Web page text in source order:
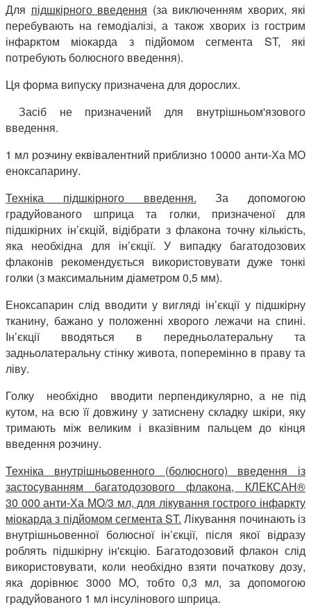
Для підшкірного введення (за виключенням хворих, які
перебувають на гемодіалізі, а також хворих із гострим
інфарктом міокарда з підйомом сегмента ST, які
потребують болюсного введення).
Ця форма випуску призначена для дорослих.
Засіб не призначений для внутрішньом'язового
введення.
1 мл розчину еквівалентний приблизно 10000 анти-Ха МО
еноксапарину.
Техніка підшкірного введення. За допомогою
градуйованого шприца та голки, призначеної для
підшкірних ін’єкцій, відібрати з флакона точну кількість,
яка необхідна для ін’єкції. У випадку багатодозових
флаконів рекомендується використовувати дуже тонкі
голки (з максимальним діаметром 0,5 мм).
Еноксапарин слід вводити у вигляді ін’єкції у підшкірну
тканину, бажано у положенні хворого лежачи на спині.
Ін’єкції вводяться в передньолатеральну та
задньолатеральну стінку живота, поперемінно в праву та
ліву.
Голку необхідно вводити перпендикулярно, а не під
кутом, на всю її довжину у затиснену складку шкіри, яку
тримають між великим і вказівним пальцем до кінця
введення розчину.
Техніка внутрішньовенного (болюсного) введення із
застосуванням багатодозового флакона, КЛЕКСАН®
30 000 анти-Ха МО/3 мл, для лікування гострого інфаркту
міокарда з підйомом сегмента ST. Лікування починають із
внутрішньовенної болюсної ін’єкції, після якої відразу
роблять підшкірну ін'єкцію. Багатодозовий флакон слід
використовувати, коли необхідно взяти початкову дозу,
яка дорівнює 3000 МО, тобто 0,3 мл, за допомогою
градуйованого 1 мл інсулінового шприца.